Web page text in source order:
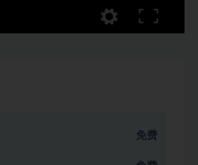
免费